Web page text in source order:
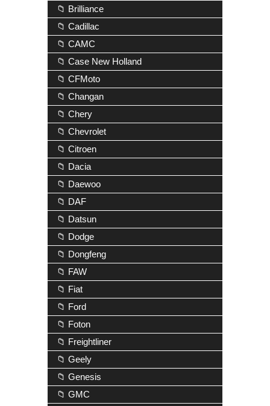
📁 Brilliance
📁 Cadillac
📁 CAMC
📁 Case New Holland
📁 CFMoto
📁 Changan
📁 Chery
📁 Chevrolet
📁 Citroen
📁 Dacia
📁 Daewoo
📁 DAF
📁 Datsun
📁 Dodge
📁 Dongfeng
📁 FAW
📁 Fiat
📁 Ford
📁 Foton
📁 Freightliner
📁 Geely
📁 Genesis
📁 GMC